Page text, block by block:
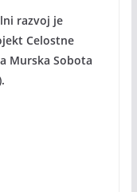
razvoj je
Celostne
Murska Sobota